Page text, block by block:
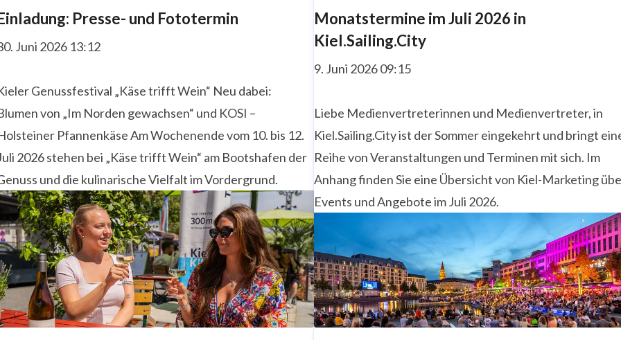
Presse- und Fototermin
Juni 2026 13:12
Genussfestival „Käse trifft Wein“ Neu dabei:
von „Im Norden gewachsen“ und KOSI –
Pfannenkäse Am Wochenende vom 10. bis 12.
2026 stehen bei „Käse trifft Wein“ am Bootshafen der
und die kulinarische Vielfalt im Vordergrund.
Monatstermine im Juli 2026 in
Kiel.Sailing.City
9. Juni 2026 09:15
Liebe Medienvertreterinnen und Medienvertreter, in
Kiel.Sailing.City ist der Sommer eingekehrt und bringt
Reihe von Veranstaltungen und Terminen mit sich. Im
Anhang finden Sie eine Übersicht von Kiel-Marketing
Events und Angebote im Juli 2026.